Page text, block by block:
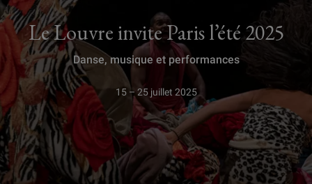
Le Louvre invite Paris l’été 2025
Danse, musique et performances
15 – 25 juillet 2025